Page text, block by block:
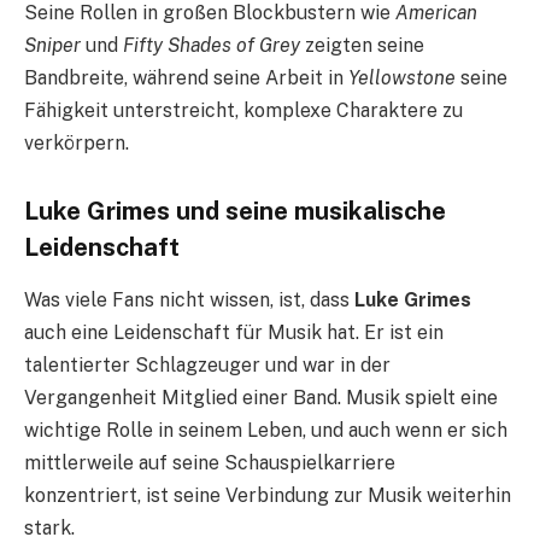
Seine Rollen in großen Blockbustern wie American
Sniper und Fifty Shades of Greyzeigten seine
Bandbreite, während seine Arbeit in Yellowstone seine
Fähigkeit unterstreicht, komplexe Charaktere zu
verkörpern.
Luke Grimes und seine musikalische
Leidenschaft
Was viele Fans nicht wissen, ist, dass Luke Grimes
auch eine Leidenschaft für Musik hat. Er ist ein
talentierter Schlagzeuger und war in der
Vergangenheit Mitglied einer Band. Musik spielt eine
wichtige Rolle in seinem Leben, und auch wenn er sich
mittlerweile auf seine Schauspielkarriere
konzentriert, ist seine Verbindung zur Musik weiterhin
stark.